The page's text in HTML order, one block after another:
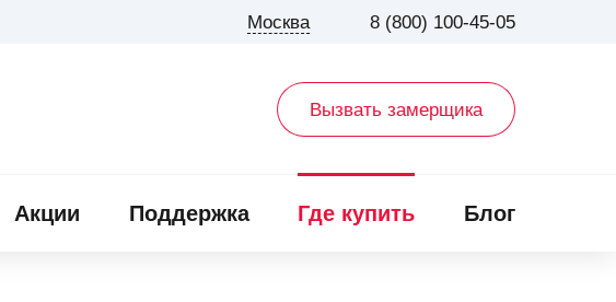
Москва 8 (800) 100-45-05
Вызвать замерщика
Акции Поддержка Где купить Блог